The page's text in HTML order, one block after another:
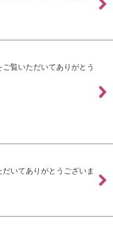
覧いただいてありがとう
だいてありがとうございま